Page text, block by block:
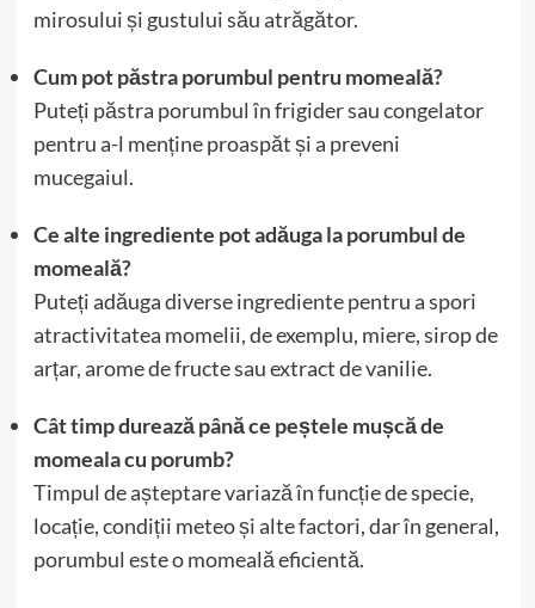
mirosului și gustului său atrăgător.
Cum pot păstra porumbul pentru momeală?
Puteți păstra porumbul în frigider sau congelator
pentru a-l menține proaspăt și a preveni
mucegaiul.
Ce alte ingrediente pot adăuga la porumbul de
momeală?
Puteți adăuga diverse ingrediente pentru a spori
atractivitatea momelii, de exemplu, miere, sirop de
arțar, arome de fructe sau extract de vanilie.
Cât timp durează până ce peștele mușcă de
momeala cu porumb?
Timpul de așteptare variază în funcție de specie,
locație, condiții meteo și alte factori, dar în general,
porumbul este o momeală eficientă.